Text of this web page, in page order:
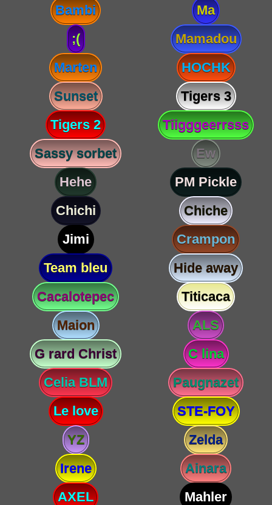
Bambi
Ma
;(
Mamadou
Marten
HOCHK
Sunset
Tigers 3
Tigers 2
Tiigggeerrsss
Sassy sorbet
Ew
Hehe
PM Pickle
Chichi
Chiche
Jimi
Crampon
Team bleu
Hide away
Cacalotepec
Titicaca
Maion
ALS
G rard Christ
C lina
Celia BLM
Paugnazet
Le love
STE-FOY
YZ
Zelda
Irene
Ainara
AXEL
Mahler